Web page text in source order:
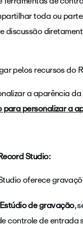
toda ou
discussão
pelos recursos do
a aparência
personalizar a
Studio:
oferece
Estúdio de gravação,
controle de entrada